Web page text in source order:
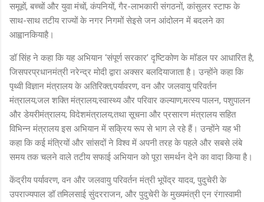
समूहों, बच्चों और युवा मंचों, कंपनियों, गैर-लाभकारी संगठनों, कांसुलर स्टाफ के
साथ-साथ तटीय राज्यों के नगर निगमों सेइसे जन आंदोलन में बदलने का
आह्वानकियाहै।
डॉ सिंह ने कहा कि यह अभियान ‘संपूर्ण सरकार’ दृष्टिकोण के मॉडल पर आधारित है,
जिसपरप्रधानमंत्री नरेन्‍द्र मोदी द्वारा अक्सर बलदियाजाता है। उन्‍होंने कहा कि
पृथ्वी विज्ञान मंत्रालय के अतिरिक्‍त;पर्यावरण, वन और जलवायु परिवर्तन
मंत्रालय;जल शक्ति मंत्रालय;स्वास्थ्य और परिवार कल्याण;मत्स्य पालन, पशुपालन
और डेयरीमंत्रालय; विदेशमंत्रालय;तथा सूचना और प्रसारण मंत्रालय सहित
विभिन्न मंत्रालय इस अभियान में सक्रिय रूप से भाग ले रहे हैं। उन्होंने यह भी
कहा कि कई मंत्रियों और सांसदों ने विश्‍व में अपनी तरह के पहले और सबसे लंबे
समय तक चलने वाले तटीय सफाई अभियान को पूरा समर्थन देने का वादा किया है।
केंद्रीय पर्यावरण, वन और जलवायु परिवर्तन मंत्री भूपेंद्र यादव, पुदुचेरी के
उपराज्यपाल डॉ तमिलसाई सुंदरराजन, और पुदुचेरी के मुख्यमंत्री एन रंगास्वामी